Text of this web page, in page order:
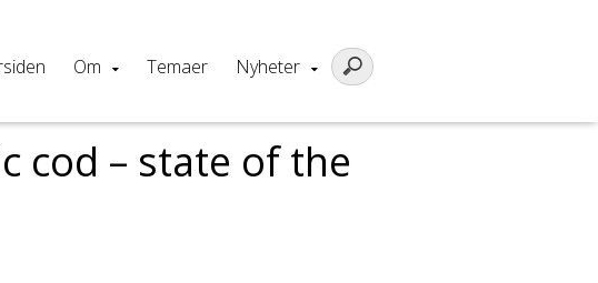
Om Temaer Nyheter
cod – state of the